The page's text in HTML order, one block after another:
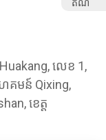
លេខ 1,
គមន៍ Qixing,
ខេត្ត